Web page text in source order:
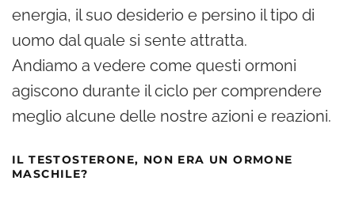
energia, il suo desiderio e persino il tipo di
uomo dal quale si sente attratta.
Andiamo a vedere come questi ormoni
agiscono durante il ciclo per comprendere
meglio alcune delle nostre azioni e reazioni.
IL TESTOSTERONE, NON ERA UN ORMONE
MASCHILE?